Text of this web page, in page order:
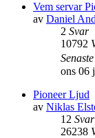
Vem servar
av Daniel
2 Svar
10792
ons 06
Pioneer Ljud
av Niklas
12 Svar
26238